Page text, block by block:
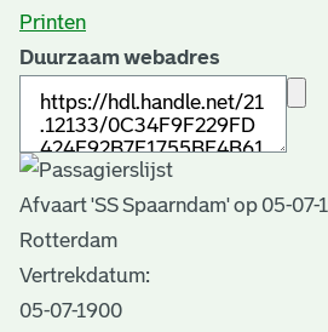
Printen
Duurzaam webadres
Afvaart 'SS Spaarndam' op 05-07-
Rotterdam
Vertrekdatum:
05-07-1900